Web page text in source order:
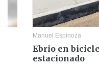
Manuel Espinoza
Ebrio en
estacionado